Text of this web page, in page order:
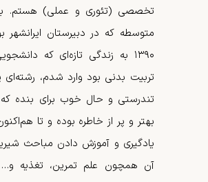
تخصصی (تئوری و عملی) هستم.
متوسطه که در دبیرستان ایرانشهر
۱۳۹۰ به زندگی تازه­‌ای که
تربیت بدنی بود وارد شدم، رشته­‌ای
تندرستی و حال خوب برای بنده
بهتر و پر از خاطره بوده و تا
یادگیری و آموزش دادن مباحث
آن همچون علم تمرین، تغذیه و…